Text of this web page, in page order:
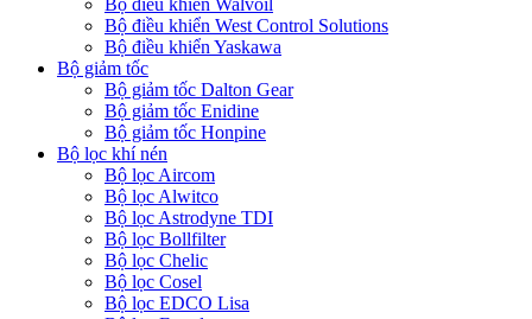
Bộ điều khiển West Control Solutions
Bộ điều khiển Yaskawa
Bộ giảm tốc
Bộ giảm tốc Dalton Gear
Bộ giảm tốc Enidine
Bộ giảm tốc Honpine
Bộ lọc khí nén
Bộ lọc Aircom
Bộ lọc Alwitco
Bộ lọc Astrodyne TDI
Bộ lọc Bollfilter
Bộ lọc Chelic
Bộ lọc Cosel
Bộ lọc EDCO Lisa